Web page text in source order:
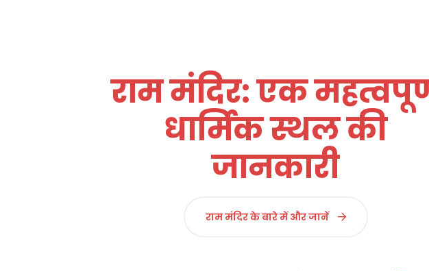
राम मंदिर: एक
धार्मिक स्थल की
जानकारी
राम मंदिर के बारे में और जानें